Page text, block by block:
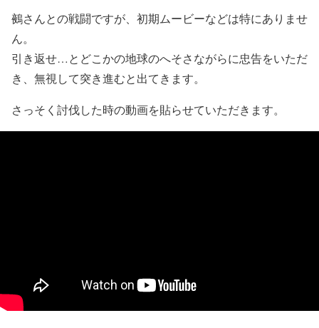
鵺さんとの戦闘ですが、初期ムービーなどは特にありませ
ん。
引き返せ…とどこかの地球のへそさながらに忠告をいただ
き、無視して突き進むと出てきます。
さっそく討伐した時の動画を貼らせていただきます。